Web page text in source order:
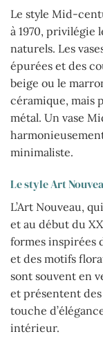
Le style Mid-
à 1970, privilégie
naturels. Les
épurées et des
beige ou le
céramique, mais
métal. Un vase
minimaliste.
Le style Art
L’Art Nouveau,
et au début du
formes inspirées
et des motifs
sont souvent en
et présentent
touche
intérieur.